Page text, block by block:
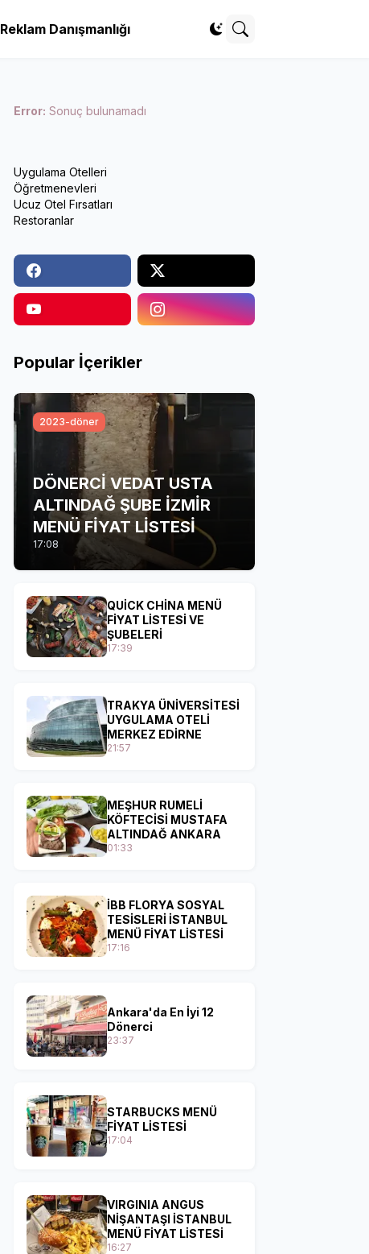
Reklam Danışmanlığı
Error: Sonuç bulunamadı
Uygulama Otelleri
Öğretmenevleri
Ucuz Otel Fırsatları
Restoranlar
Popular İçerikler
2023-döner
DÖNERCİ VEDAT USTA
ALTINDAĞ ŞUBE İZMİR
MENÜ FİYAT LİSTESİ
17:08
QUİCK CHİNA MENÜ
FİYAT LİSTESİ VE
ŞUBELERİ
17:39
TRAKYA ÜNİVERSİTESİ
UYGULAMA OTELİ
MERKEZ EDİRNE
21:57
MEŞHUR RUMELİ
KÖFTECİSİ MUSTAFA
ALTINDAĞ ANKARA
01:33
İBB FLORYA SOSYAL
TESİSLERİ İSTANBUL
MENÜ FİYAT LİSTESİ
17:16
Ankara'da En İyi 12
Dönerci
23:37
STARBUCKS MENÜ
FİYAT LİSTESİ
17:04
VIRGINIA ANGUS
NİŞANTAŞI İSTANBUL
MENÜ FİYAT LİSTESİ
16:27